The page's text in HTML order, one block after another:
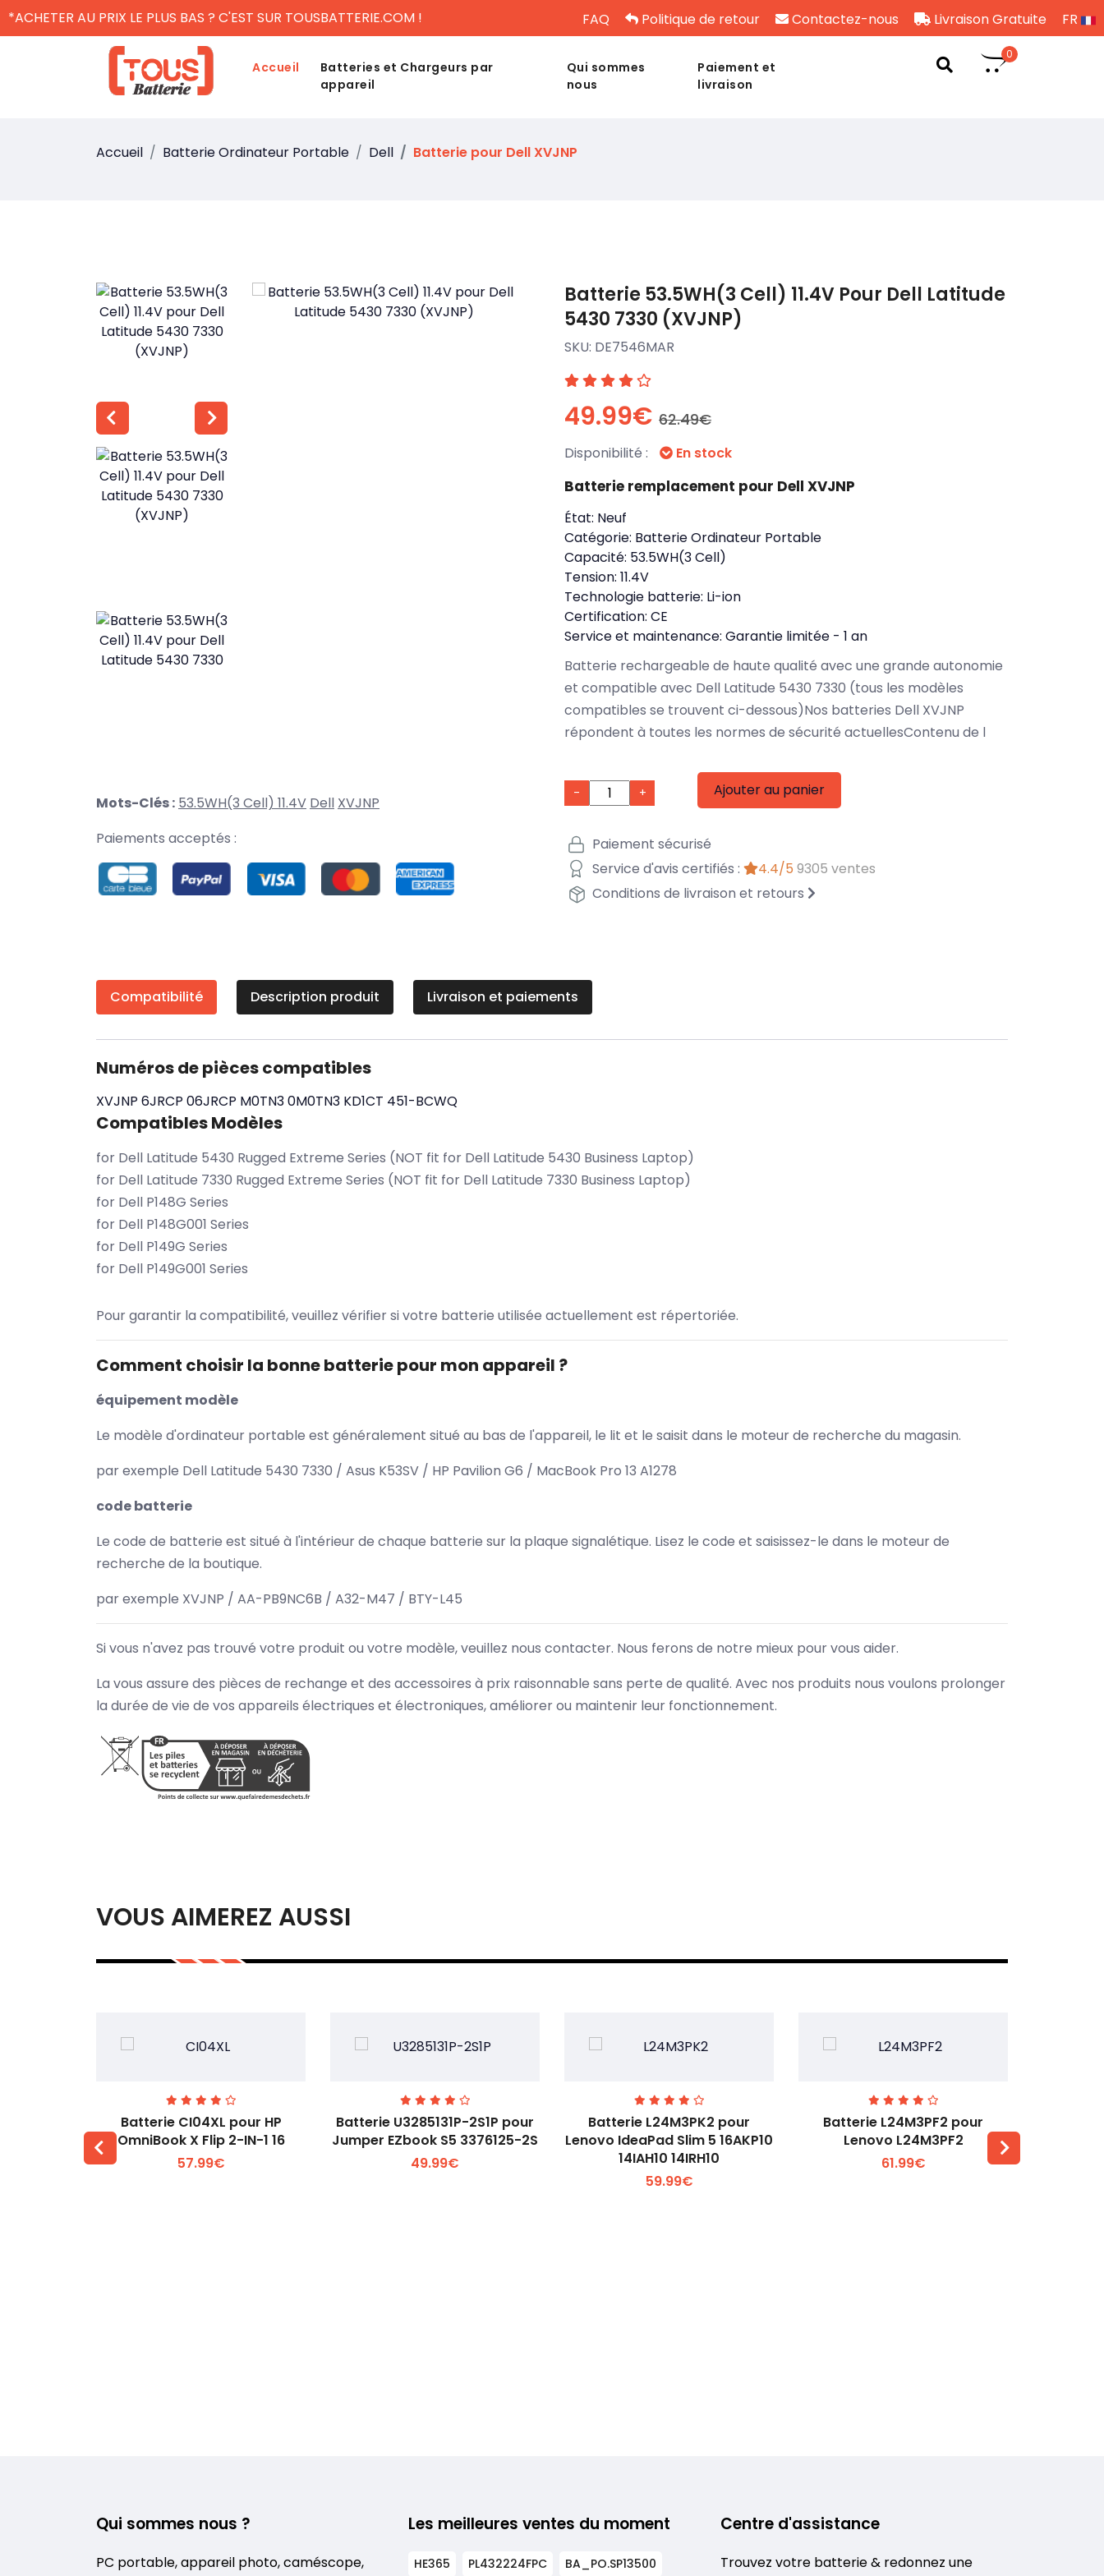
*ACHETER AU PRIX LE PLUS BAS ? C'EST SUR TOUSBATTERIE.COM ! FAQ Politique de retour Contactez-nous Livraison Gratuite FR
Accueil
Batteries et Chargeurs par
appareil
Qui sommes
nous
Paiement et
livraison
0
Accueil Batterie Ordinateur Portable Dell Batterie pour Dell XVJNP
Mots-Clés : 53.5WH(3 Cell) 11.4V Dell XVJNP
Paiements acceptés :
Batterie 53.5WH(3 Cell) 11.4V Pour Dell Latitude
5430 7330 (XVJNP)
SKU: DE7546MAR
49.99€ 62.49€
Disponibilité : En stock
Batterie remplacement pour Dell XVJNP
État: Neuf
Catégorie: Batterie Ordinateur Portable
Capacité: 53.5WH(3 Cell)
Tension: 11.4V
Technologie batterie: Li-ion
Certification: CE
Service et maintenance: Garantie limitée - 1 an
Batterie rechargeable de haute qualité avec une grande autonomie
et compatible avec Dell Latitude 5430 7330 (tous les modèles
compatibles se trouvent ci-dessous)Nos batteries Dell XVJNP
répondent à toutes les normes de sécurité actuellesContenu de l
- + Ajouter au panier
Paiement sécurisé
Service d'avis certifiés :
4.4/5 9305 ventes
Conditions de livraison et retours
Compatibilité Description produit Livraison et paiements
Numéros de pièces compatibles
XVJNP 6JRCP 06JRCP M0TN30M0TN3 KD1CT 451-BCWQ
Compatibles Modèles
for Dell Latitude 5430 Rugged Extreme Series (NOT fit for Dell Latitude 5430 Business Laptop)
for Dell Latitude 7330 Rugged Extreme Series (NOT fit for Dell Latitude 7330 Business Laptop)
for Dell P148G Series
for Dell P148G001 Series
for Dell P149G Series
for Dell P149G001 Series
Pour garantir la compatibilité, veuillez vérifier si votre batterie utilisée actuellement est répertoriée.
Comment choisir la bonne batterie pour mon appareil ?
équipement modèle
Le modèle d'ordinateur portable est généralement situé au bas de l'appareil, le lit et le saisit dans le moteur de recherche du magasin.
par exemple Dell Latitude 5430 7330 / Asus K53SV / HP Pavilion G6 / MacBook Pro 13 A1278
code batterie
Le code de batterie est situé à l'intérieur de chaque batterie sur la plaque signalétique. Lisez le code et saisissez-le dans le moteur de
recherche de la boutique.
par exemple XVJNP / AA-PB9NC6B / A32-M47 / BTY-L45
Si vous n'avez pas trouvé votre produit ou votre modèle, veuillez nous contacter. Nous ferons de notre mieux pour vous aider.
La vous assure des pièces de rechange et des accessoires à prix raisonnable sans perte de qualité. Avec nos produits nous voulons prolonger
la durée de vie de vos appareils électriques et électroniques, améliorer ou maintenir leur fonctionnement.
VOUS AIMEREZ AUSSI
Voir plus +
Batterie CI04XL pour HP
OmniBook X Flip 2-IN-1 16
57.99€
Voir plus +
Batterie U3285131P-2S1P pour
Jumper EZbook S5 3376125-2S
49.99€
Voir plus +
Batterie L24M3PK2 pour
Lenovo IdeaPad Slim 5 16AKP10
14IAH10 14IRH10
59.99€
Voir plus +
Batterie L24M3PF2 pour
Lenovo L24M3PF2
61.99€
Qui sommes nous ?
PC portable, appareil photo, caméscope,
Les meilleures ventes du moment
HE365 PL432224FPC BA_PO.SP13500
Centre d'assistance
Trouvez votre batterie & redonnez une